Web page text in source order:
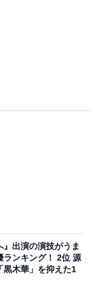
』出演の演技がうま
ランキング！ 2位 源
黒木華」を抑えた1